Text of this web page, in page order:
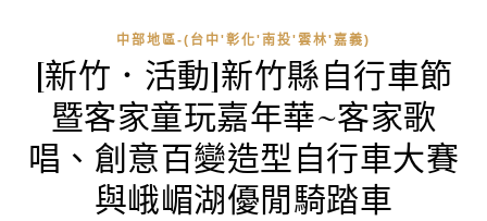
中部地區-(台中'彰化'南投'雲林'嘉義)
[新竹．活動]新竹縣自行車節
暨客家童玩嘉年華~客家歌
唱、創意百變造型自行車大賽
與峨嵋湖優閒騎踏車